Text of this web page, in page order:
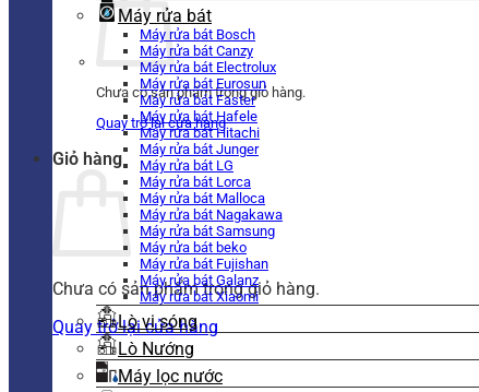
Chưa có sản phẩm trong giỏ hàng.
Quay trở lại cửa hàng
Giỏ hàng
Chưa có sản phẩm trong giỏ hàng.
Quay trở lại cửa hàng
Máy rửa bát
Máy rửa bát Bosch
Máy rửa bát Canzy
Máy rửa bát Electrolux
Máy rửa bát Eurosun
Máy rửa bát Faster
Máy rửa bát Hafele
Máy rửa bát Hitachi
Máy rửa bát Junger
Máy rửa bát LG
Máy rửa bát Lorca
Máy rửa bát Malloca
Máy rửa bát Nagakawa
Máy rửa bát Samsung
Máy rửa bát beko
Máy rửa bát Fujishan
Máy rửa bát Galanz
Máy rửa bát Xiaomi
Lò vi sóng
Lò Nướng
Máy lọc nước